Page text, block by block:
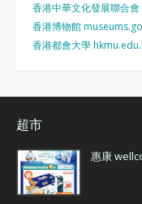
香港中華文化發展聯合會
香港博物館
香港都會大學
超市
惠康